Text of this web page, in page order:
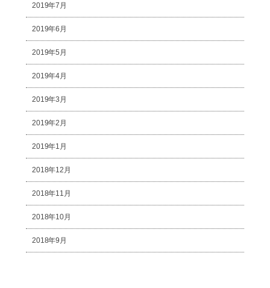
2019年7月
2019年6月
2019年5月
2019年4月
2019年3月
2019年2月
2019年1月
2018年12月
2018年11月
2018年10月
2018年9月